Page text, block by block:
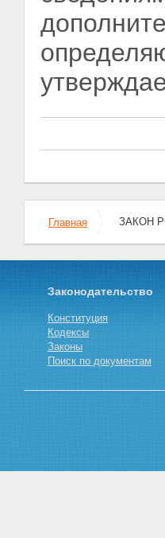
Главная ЗАКОН
Законодательство
Конституция
Кодексы
Законы
Поиск по документам